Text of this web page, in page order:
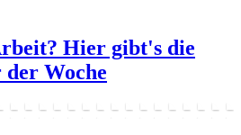
Hier gibt's die
Woche